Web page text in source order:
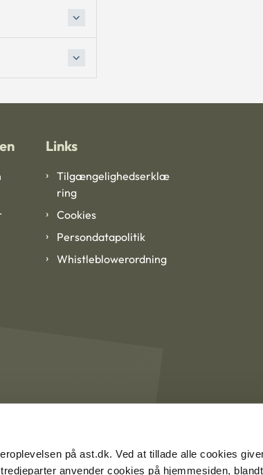
på ast.dk. Ved at tillade alle cookies
anvender cookies på hjemmesiden,
Links
Tilgængelighedserklæ
ring
Cookies
Persondatapolitik
Whistleblowerordning